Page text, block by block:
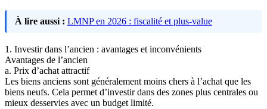
À lire aussi : LMNP en 2026 : fiscalité et plus-value
1. Investir dans l’ancien : avantages et inconvénients
Avantages de l’ancien
a. Prix d’achat attractif
Les biens anciens sont généralement moins chers à l’achat que les
biens neufs. Cela permet d’investir dans des zones plus centrales ou
mieux desservies avec un budget limité.